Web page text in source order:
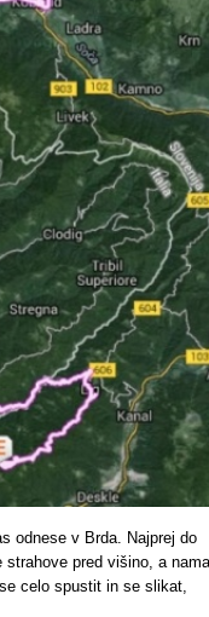
odnese v Brda. Najprej do
pred višino, a nama
celo spustit in se slikat,